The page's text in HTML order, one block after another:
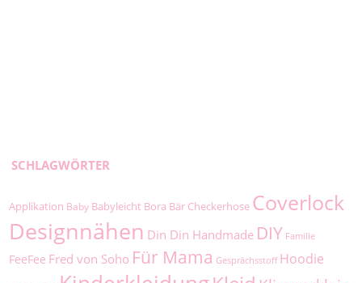
SCHLAGWÖRTER
Applikation Baby Babyleicht Bora Bär Checkerhose Coverlock
Designnähen Din Din Handmade DIY Familie
FeeFee Fred von Soho Für Mama Gesprächsstoff Hoodie